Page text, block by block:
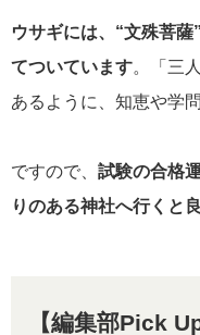
ウサギには、“文殊菩
てついています。「三
あるように、知恵や学
ですので、 試験の合格
りのある神社へ行くと
【編集部Pick